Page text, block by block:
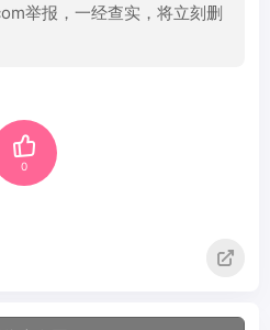
举报，一经查实，将立刻删
0